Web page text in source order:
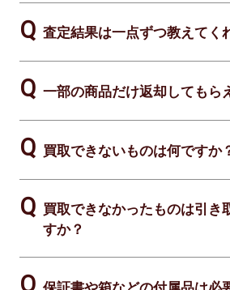
査定結果は一点ずつ教えてく
一部の商品だけ返却してもら
買取できないものは何ですか
買取できなかったものは引き
すか？